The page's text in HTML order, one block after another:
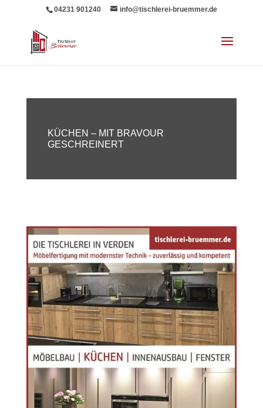
04231 901240 info@tischlerei-bruemmer.de
KÜCHEN – MIT BRAVOUR
GESCHREINERT